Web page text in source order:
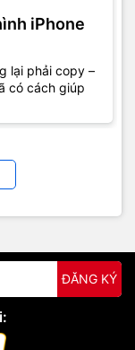
iPhone
lại phải copy –
có cách giúp
ĐĂNG KÝ